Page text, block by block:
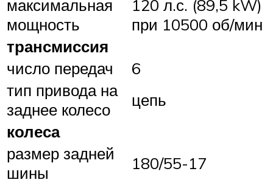
максимальная
мощность
120 л.с. (89,5 kW)
при 10500 об/мин
трансмиссия
число передач
6
тип привода на
заднее колесо
цепь
колеса
размер задней
шины
180/55-17